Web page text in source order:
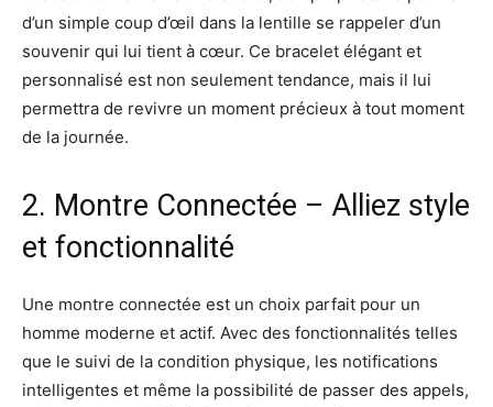
d’un simple coup d’œil dans la lentille se rappeler d’un
souvenir qui lui tient à cœur. Ce bracelet élégant et
personnalisé est non seulement tendance, mais il lui
permettra de revivre un moment précieux à tout moment
de la journée.
2. Montre Connectée – Alliez style
et fonctionnalité
Une montre connectée est un choix parfait pour un
homme moderne et actif. Avec des fonctionnalités telles
que le suivi de la condition physique, les notifications
intelligentes et même la possibilité de passer des appels,